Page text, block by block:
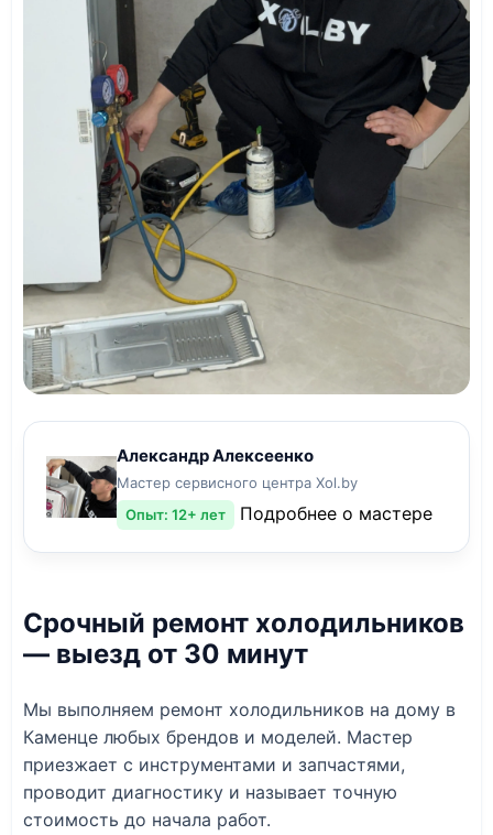
Александр Алексеенко
Мастер сервисного центра Xol.by
Опыт: 12+ лет
Подробнее о мастере
Срочный ремонт холодильников
— выезд от 30 минут
Мы выполняем ремонт холодильников на дому в
Каменце любых брендов и моделей. Мастер
приезжает с инструментами и запчастями,
проводит диагностику и называет точную
стоимость до начала работ.